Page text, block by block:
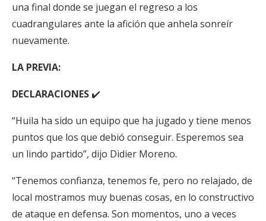
una final donde se juegan el regreso a los
cuadrangulares ante la afición que anhela sonreír
nuevamente.
LA PREVIA:
DECLARACIONES✔️
“Huila ha sido un equipo que ha jugado y tiene menos
puntos que los que debió conseguir. Esperemos sea
un lindo partido”, dijo Didier Moreno.
“Tenemos confianza, tenemos fe, pero no relajado, de
local mostramos muy buenas cosas, en lo constructivo
de ataque en defensa. Son momentos, uno a veces